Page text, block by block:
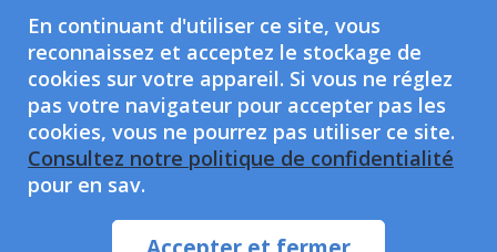
En continuant d'utiliser ce site, vous
reconnaissez et acceptez le stockage de
cookies sur votre appareil. Si vous ne réglez
pas votre navigateur pour accepter pas les
cookies, vous ne pourrez pas utiliser ce site.
Consultez notre politique de confidentialité
pour en sav.
est une organisation caritative publique
501(c)(3) exonérée d'impôt.Le Lions
Clubs International (LCI) est une
organisation de protection sociale
exonérée d'impôt de type 501(c)(4), non
habilitée à accepter ou solliciter des dons
caritatifs.Le LCI et la LCIF souscrivent au